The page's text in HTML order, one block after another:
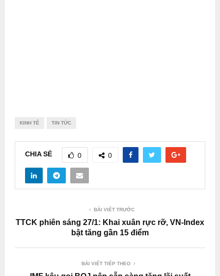
KINH TẾ TIN TỨC
CHIA SẺ 0 0
BÀI VIẾT TRƯỚC
TTCK phiên sáng 27/1: Khai xuân rực rỡ, VN-Index
bật tăng gần 15 điểm
BÀI VIẾT TIẾP THEO